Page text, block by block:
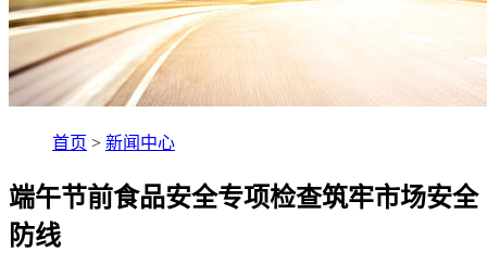
首页 > 新闻中心
端午节前食品安全专项检查筑牢市场安全
防线